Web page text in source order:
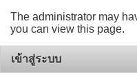
The administrator may
you can view this page.
เข้าสู่ระบบ